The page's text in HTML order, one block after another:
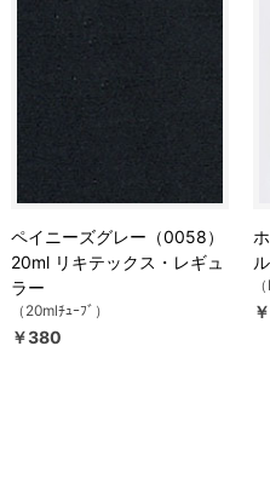
ペイニーズグレー（0058）
20ml リキテックス・レギュ
ラー
（20mlﾁｭｰﾌﾞ）
￥380